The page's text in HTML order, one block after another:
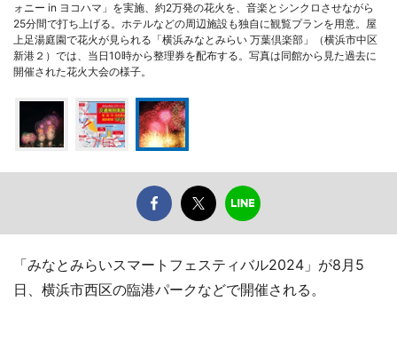
ォニー in ヨコハマ」を実施、約2万発の花火を、音楽とシンクロさせながら
25分間で打ち上げる。ホテルなどの周辺施設も独自に観覧プランを用意。屋
上足湯庭園で花火が見られる「横浜みなとみらい 万葉倶楽部」（横浜市中区
新港２）では、当日10時から整理券を配布する。写真は同館から見た過去に
開催された花火大会の様子。
「みなとみらいスマートフェスティバル2024」が8月5
日、横浜市西区の臨港パークなどで開催される。